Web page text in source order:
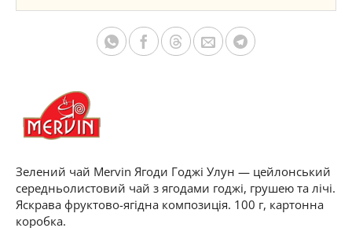
Зелений чай Mervin Ягоди Годжі Улун — цейлонський
середньолистовий чай з ягодами годжі, грушею та лічі.
Яскрава фруктово-ягідна композиція. 100 г, картонна
коробка.